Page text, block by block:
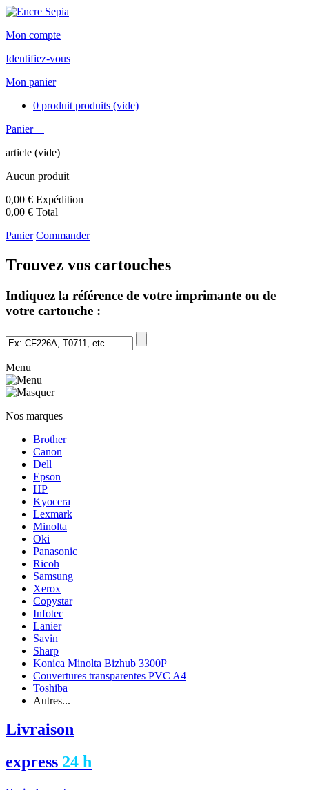
Mon compte
Identifiez-vous
Mon panier
0 produit produits (vide)
Panier
article (vide)
Aucun produit
0,00 € Expédition
0,00 € Total
Panier Commander
Trouvez vos cartouches
Indiquez la référence de votre imprimante ou de
votre cartouche :
Menu
Nos marques
Brother
Canon
Dell
Epson
HP
Kyocera
Lexmark
Minolta
Oki
Panasonic
Ricoh
Samsung
Xerox
Copystar
Infotec
Lanier
Savin
Sharp
Konica Minolta Bizhub 3300P
Couvertures transparentes PVC A4
Toshiba
Autres...
Livraison
express 24 h